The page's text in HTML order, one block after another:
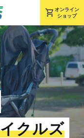
shopping_cart オンライン
ショップ
クルズ